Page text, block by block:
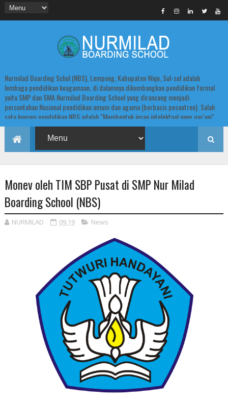
Nurmilad Boarding Schol (NBS), Lempong, Kabupaten Wajo, Sul-sel adalah
lembaga pendidikan keagamaan, di dalamnya dikembangkan pendidikan formal
yaitu SMP dan SMA Nurmilad Boarding School yang dirancang menjadi
percontohan Nasional pendidikan umum dan agama (berbasis pesantren). Salah
satu konsep pendidikan NBS adalah "Membentuk insan intelektual yang qur'ani".
Monev oleh TIM SBP Pusat di SMP Nur Milad
Boarding School (NBS)
NURMILAD 09.19 News